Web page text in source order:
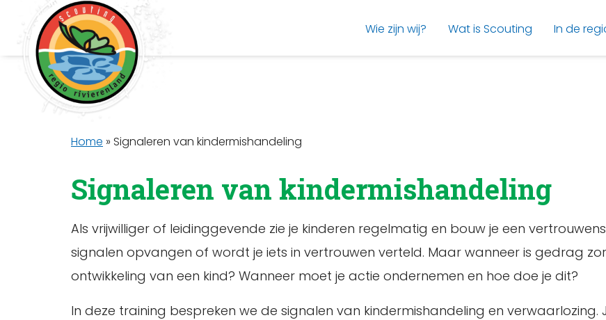
Wie zijn wij? Wat is Scouting In de
Home » Signaleren van kindermishandeling
Signaleren van kindermishandeling
Als vrijwilliger of leidinggevende zie je kinderen regelmatig en bouw je een
signalen opvangen of wordt je iets in vertrouwen verteld. Maar wanneer is gedrag
ontwikkeling van een kind? Wanneer moet je actie ondernemen en hoe doe je dit?
In deze training bespreken we de signalen van kindermishandeling en verwaarlozing.